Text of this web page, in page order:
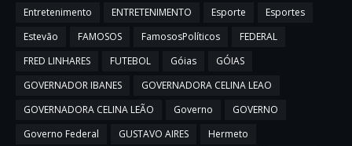
Entretenimento
ENTRETENIMENTO Esporte
Esportes
Estevão
FAMOSOS FamososPolíticos
FEDERAL
FRED LINHARES
FUTEBOL Góias
GÓIAS
GOVERNADOR IBANES
GOVERNADORA CELINA LEAO
GOVERNADORA CELINA LEÃO
Governo
GOVERNO
Governo Federal
GUSTAVO AIRES
Hermeto